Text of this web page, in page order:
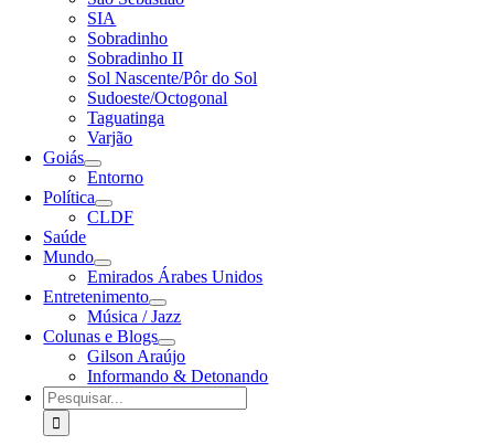
SIA
Sobradinho
Sobradinho II
Sol Nascente/Pôr do Sol
Sudoeste/Octogonal
Taguatinga
Varjão
Goiás
Entorno
Política
CLDF
Saúde
Mundo
Emirados Árabes Unidos
Entretenimento
Música / Jazz
Colunas e Blogs
Gilson Araújo
Informando & Detonando
Buscar
resultados
para: